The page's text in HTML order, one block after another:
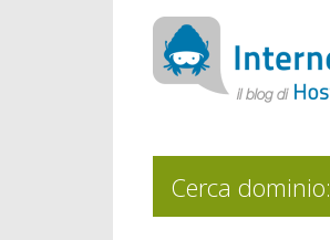
Cerca dominio: